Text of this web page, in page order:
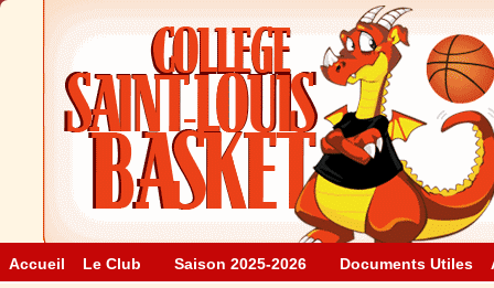
Accueil Le Club Saison 2025-2026 Documents Utiles